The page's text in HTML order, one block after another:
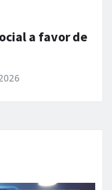
a favor de